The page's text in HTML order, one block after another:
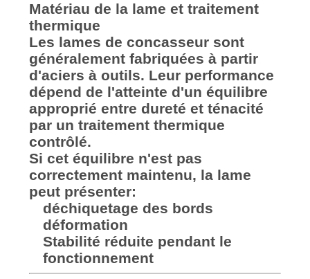
Matériau de la lame et traitement
thermique
Les lames de concasseur sont
généralement fabriquées à partir
d'aciers à outils. Leur performance
dépend de l'atteinte d'un équilibre
approprié entre dureté et ténacité
par un traitement thermique
contrôlé.
Si cet équilibre n'est pas
correctement maintenu, la lame
peut présenter:
déchiquetage des bords
déformation
Stabilité réduite pendant le
fonctionnement